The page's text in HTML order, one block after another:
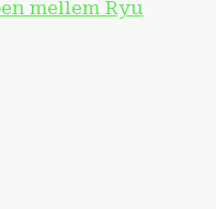
mellem Ryu